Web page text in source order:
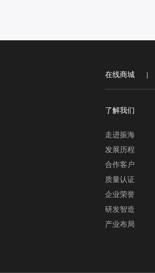
在线商城 |
了解我们
走进振海
发展历程
合作客户
质量认证
企业荣誉
研发智造
产业布局